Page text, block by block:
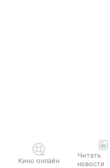
Кино онлайн
Читать
новости